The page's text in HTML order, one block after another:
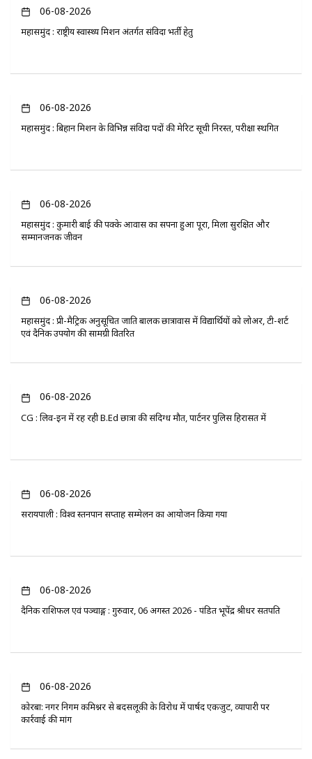
06-08-2026
महासमुंद : राष्ट्रीय स्वास्थ्य मिशन अंतर्गत संविदा भर्ती हेतु
06-08-2026
महासमुंद : बिहान मिशन के विभिन्न संविदा पदों की मेरिट सूची निरस्त, परीक्षा स्थगित
06-08-2026
महासमुंद : कुमारी बाई की पक्के आवास का सपना हुआ पूरा, मिला सुरक्षित और
सम्मानजनक जीवन
06-08-2026
महासमुंद : प्री-मैट्रिक अनुसूचित जाति बालक छात्रावास में विद्यार्थियों को लोअर, टी-शर्ट
एवं दैनिक उपयोग की सामग्री वितरित
06-08-2026
CG : लिव-इन में रह रही B.Ed छात्रा की संदिग्ध मौत, पार्टनर पुलिस हिरासत में
06-08-2026
सरायपाली : विश्व स्तनपान सप्ताह सम्मेलन का आयोजन किया गया
06-08-2026
दैनिक राशिफल एवं पञ्चाङ्ग : गुरुवार, 06 अगस्त 2026 - पंडित भूपेंद्र श्रीधर सतपति
06-08-2026
कोरबा: नगर निगम कमिश्नर से बदसलूकी के विरोध में पार्षद एकजुट, व्यापारी पर
कार्रवाई की मांग